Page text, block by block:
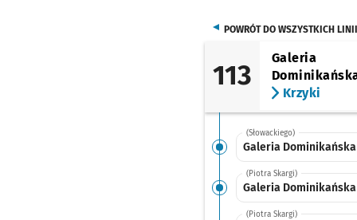
POWRÓT DO WSZYSTKICH LINII
113
Galeria
Krzyki
(Słowackiego)
Galeria Dominikańska
(Piotra Skargi)
Galeria Dominikańska
(Piotra Skargi)